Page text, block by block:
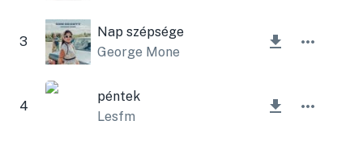
3
Nap szépsége
George Mone
4
péntek
Lesfm